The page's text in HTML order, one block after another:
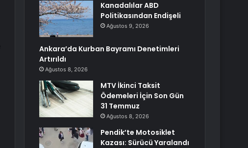
Kanadalılar ABD
Politikasından Endişeli
Ağustos 9, 2026
Ankara’da Kurban Bayramı Denetimleri
Artırıldı
Ağustos 8, 2026
MTV İkinci Taksit
Ödemeleri İçin Son Gün
31 Temmuz
Ağustos 8, 2026
Pendik’te Motosiklet
Kazası: Sürücü Yaralandı